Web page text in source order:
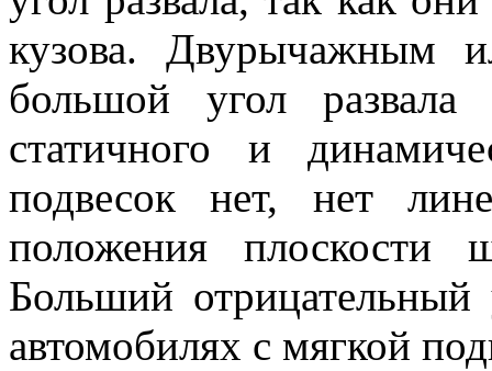
кузова. Двурычажным
большой угол развала
статичного и
подвесок нет, нет
положения плоскости
Больший
автомобилях с мягкой